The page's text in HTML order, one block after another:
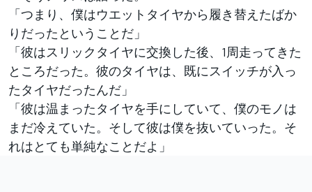
「つまり、僕はウエットタイヤから履き替えたばか
りだったということだ」
「彼はスリックタイヤに交換した後、1周走ってきた
ところだった。彼のタイヤは、既にスイッチが入っ
たタイヤだったんだ」
「彼は温まったタイヤを手にしていて、僕のモノは
まだ冷えていた。そして彼は僕を抜いていった。そ
れはとても単純なことだよ」